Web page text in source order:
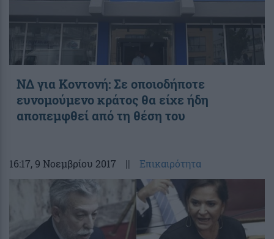
ΝΔ για Κοντονή: Σε οποιοδήποτε
ευνομούμενο κράτος θα είχε ήδη
αποπεμφθεί από τη θέση του
16:17, 9 Νοεμβρίου 2017 || Επικαιρότητα